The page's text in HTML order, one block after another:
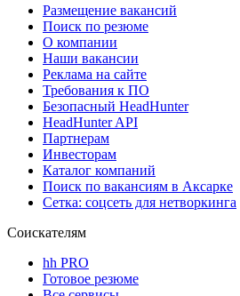
Размещение вакансий
Поиск по резюме
О компании
Наши вакансии
Реклама на сайте
Требования к ПО
Безопасный HeadHunter
HeadHunter API
Партнерам
Инвесторам
Каталог компаний
Поиск по вакансиям в Аксарке
Сетка: соцсеть для нетворкинга
Соискателям
hh PRO
Готовое резюме